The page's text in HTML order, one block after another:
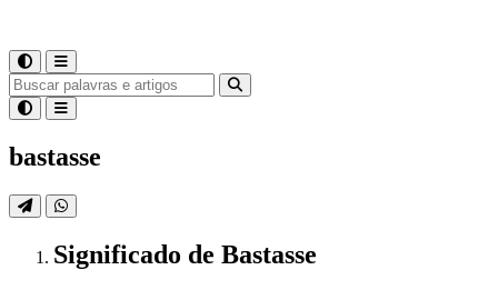
bastasse
Significado de Bastasse